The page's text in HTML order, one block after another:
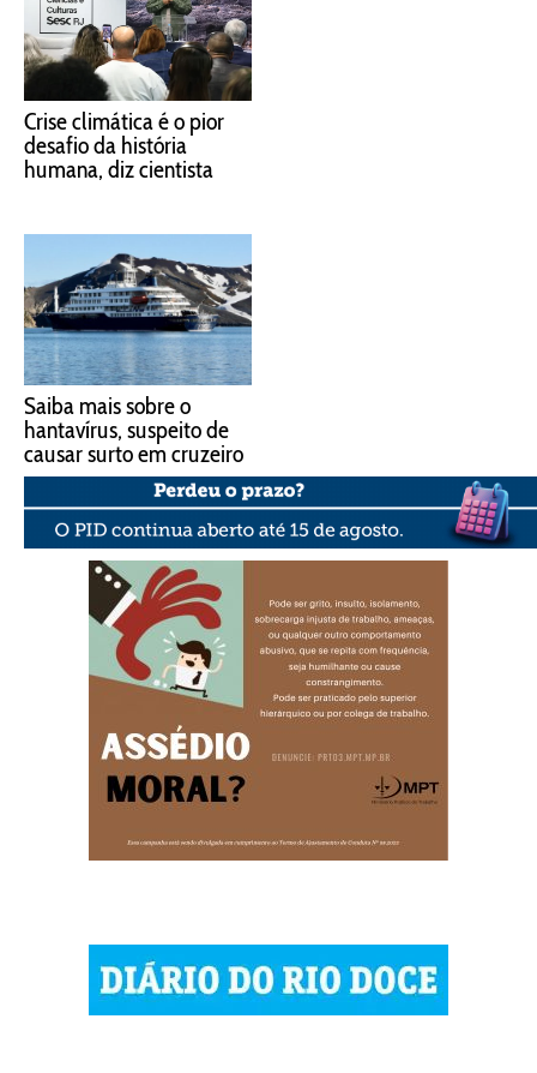
Crise climática é o pior
desafio da história
humana, diz cientista
Saiba mais sobre o
hantavírus, suspeito de
causar surto em cruzeiro